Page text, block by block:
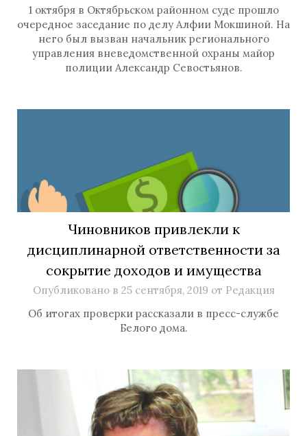
1 октября в Октябрьском районном суде прошло
очередное заседание по делу Алфии Мокшиной. На
него был вызван начальник регионального
управления вневедомственной охраны майор
полиции Александр Севостьянов.
Чиновников привлекли к
дисциплинарной ответственности за
сокрытие доходов и имущества
Опубликовано в 25 сентября, 2019 от Редакция
Об итогах проверки рассказали в пресс-службе
Белого дома.